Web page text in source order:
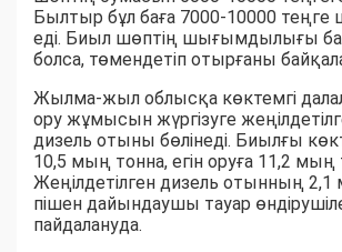
Былтыр бұл баға 7000-10000
еді. Биыл шөптің шығымдылығы
болса, төмендетіп отырғаны
Жылма-жыл облысқа көктемгі
ору жұмысын жүргізуге
дизель отыны бөлінеді. Биылғы
10,5 мың тонна, егін оруға 11,2 мың
Жеңілдетілген дизель отынның
пішен дайындаушы тауар
пайдалануда.